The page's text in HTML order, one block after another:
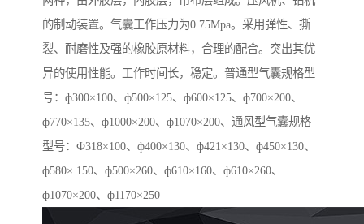
的制动装置。气囊工作压力为0.75Mpa。采用弹性、撕
裂、耐磨性及强的橡胶原材料，合理的配合。突出其优
异的使用性能。工作时间长，稳定。普通型气囊规格型
号：ф300×100、ф500×125、ф600×125、ф700×200、
ф770×135、ф1000×200、ф1070×200、通风型气囊规格
型号：Ф318×100、ф400×130、ф421×130、ф450×130、
ф580× 150、ф500×260、ф610×160、ф610×260、
ф1070×200、ф1170×250